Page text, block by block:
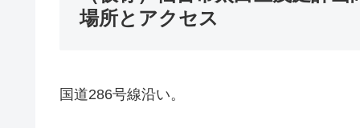
場所とアクセス
国道286号線沿い。